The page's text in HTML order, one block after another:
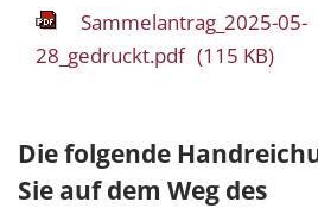
Sammelantrag_2025-05-
28_gedruckt.pdf (115 KB)
Die folgende
Sie auf dem Weg des